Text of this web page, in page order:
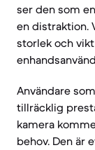
ser den som
en distraktion.
storlek och
Användare
tillräcklig
kamera
behov. Den är